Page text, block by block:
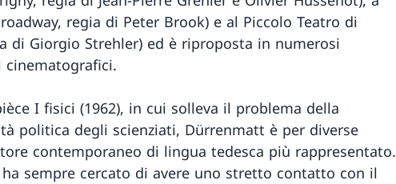
regia di Peter Brook) e al Piccolo Teatro di
di Giorgio Strehler) ed è riproposta in numerosi
I fisici (1962), in cui solleva il problema della
politica degli scienziati, Dürrenmatt è per diverse
contemporaneo di lingua tedesca più rappresentato.
sempre cercato di avere uno stretto contatto con il